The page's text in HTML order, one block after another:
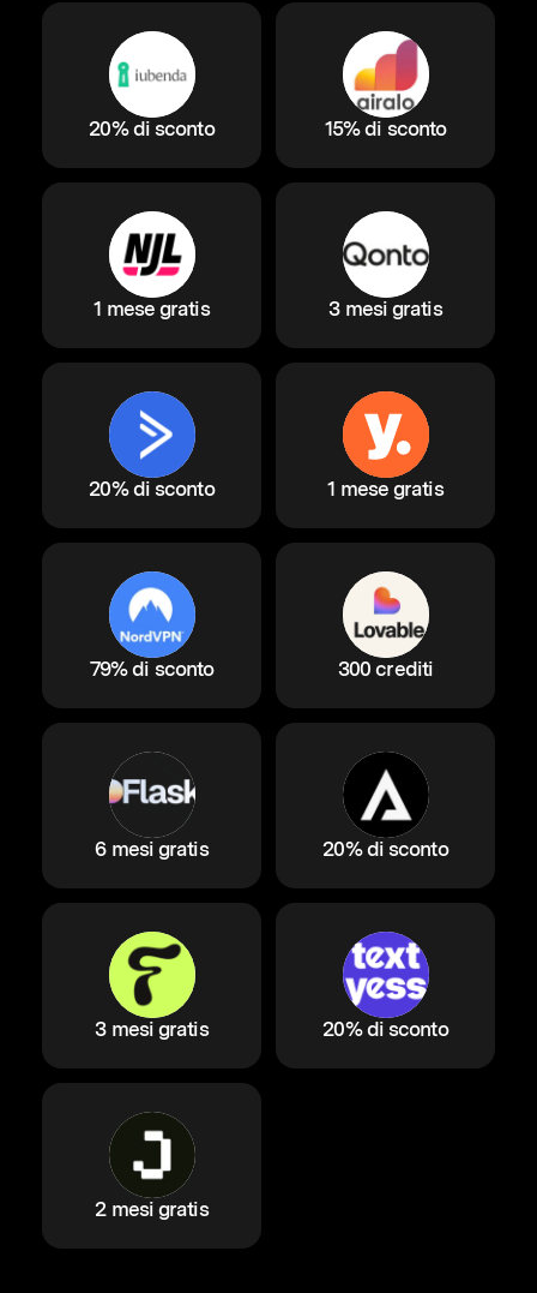
20% di sconto 15% di sconto
1 mese gratis 3 mesi gratis
20% di sconto 1 mese gratis
79% di sconto 300 crediti
6 mesi gratis 20% di sconto
3 mesi gratis 20% di sconto
2 mesi gratis